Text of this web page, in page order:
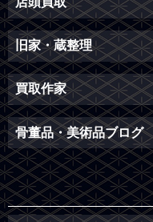
旧家・蔵整理
買取作家
骨董品・美術品ブログ